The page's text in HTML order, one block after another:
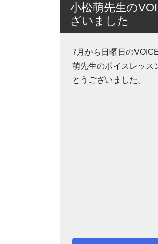
小松萌先生の
ざいました
7月から日曜日の
萌先生のボイスレッス
とうございました。